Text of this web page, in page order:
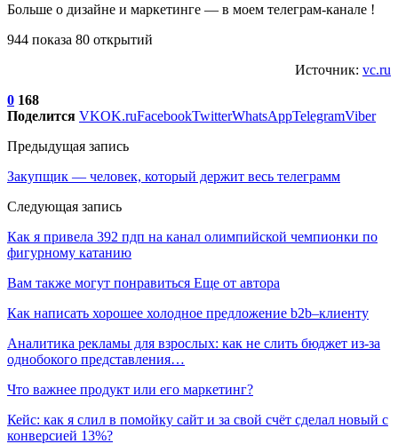
Больше о дизайне и маркетинге — в моем телеграм-канале !
944 показа 80 открытий
Источник: vc.ru
0 168
Поделится VKOK.ruFacebookTwitterWhatsAppTelegramViber
Предыдущая запись
Закупщик — человек, который держит весь телеграмм
Следующая запись
Как я привела 392 пдп на канал олимпийской чемпионки по
фигурному катанию
Вам также могут понравиться Еще от автора
Как написать хорошее холодное предложение b2b–клиенту
Аналитика рекламы для взрослых: как не слить бюджет из-за
однобокого представления…
Что важнее продукт или его маркетинг?
Кейс: как я слил в помойку сайт и за свой счёт сделал новый с
конверсией 13%?